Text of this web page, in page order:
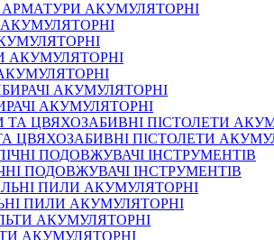
АРМАТУРИ АКУМУЛЯТОРНІ
АКУМУЛЯТОРНІ
ЦВЯХОЗАБИВНІ ПІСТОЛЕТИ
ПОДОВЖУВАЧІ ІНСТРУМЕНТІВ
ПИЛИ АКУМУЛЯТОРНІ
АКУМУЛЯТОРНІ